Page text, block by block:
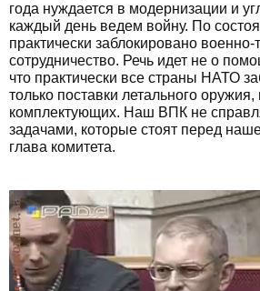
года нуждается в модернизации и
каждый день ведем войну. По
практически заблокировано военно-
сотрудничество. Речь идет не о
что практически все страны НАТО
только поставки летального оружия,
комплектующих. Наш ВПК не
задачами, которые стоят перед
глава комитета.